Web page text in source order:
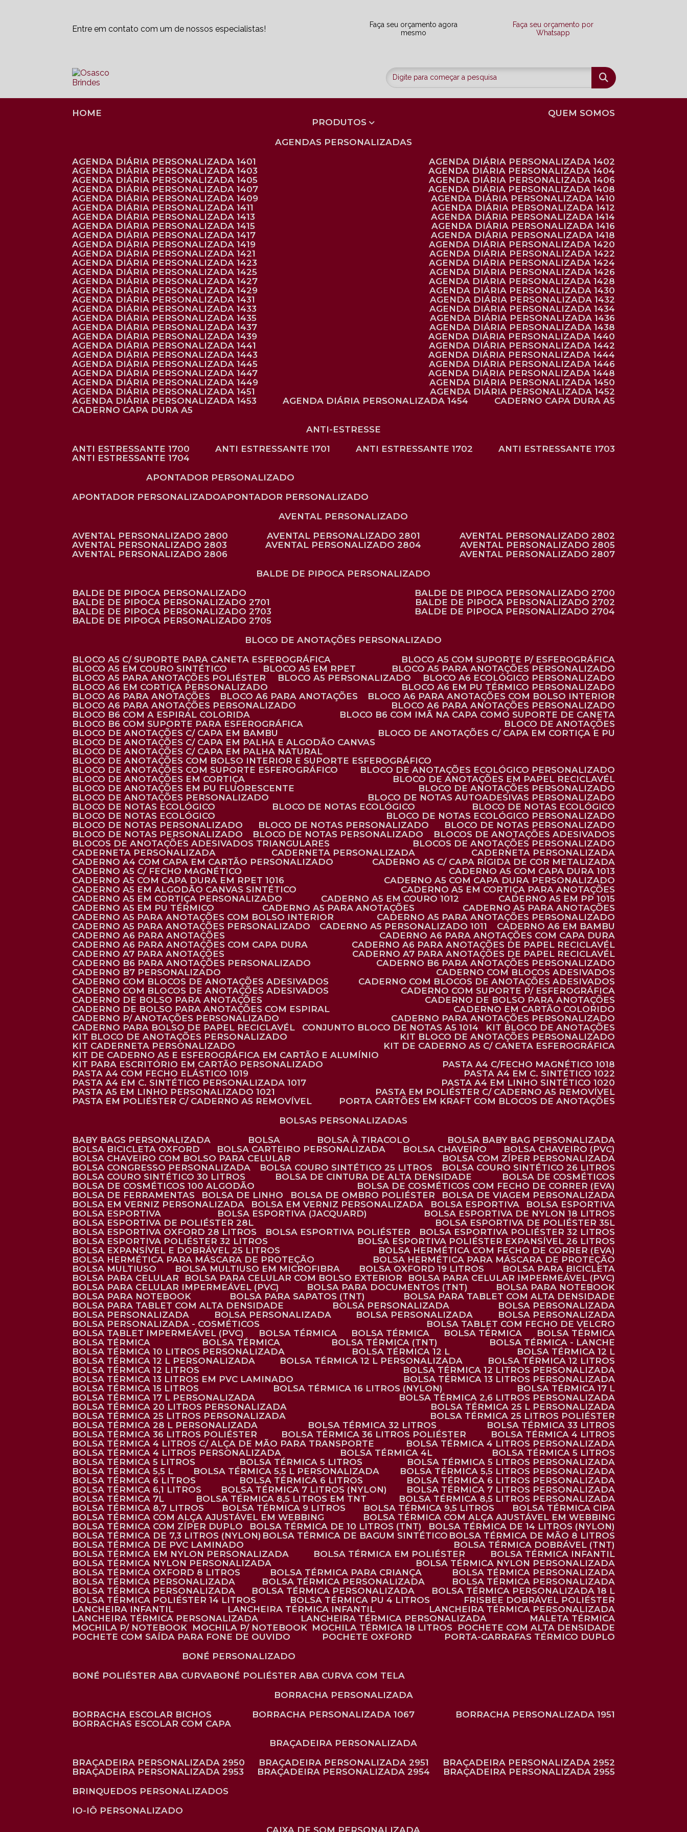
Entre em contato com um de nossos especialistas!
Faça seu orçamento agora
mesmo
Faça seu orçamento por
Whatsapp
HOME
QUEM SOMOS
PRODUTOS
AGENDAS PERSONALIZADAS
AGENDA DIÁRIA PERSONALIZADA 1401
AGENDA DIÁRIA PERSONALIZADA 1402
AGENDA DIÁRIA PERSONALIZADA 1403
AGENDA DIÁRIA PERSONALIZADA 1404
AGENDA DIÁRIA PERSONALIZADA 1405
AGENDA DIÁRIA PERSONALIZADA 1406
AGENDA DIÁRIA PERSONALIZADA 1407
AGENDA DIÁRIA PERSONALIZADA 1408
AGENDA DIÁRIA PERSONALIZADA 1409
AGENDA DIÁRIA PERSONALIZADA 1410
AGENDA DIÁRIA PERSONALIZADA 1411
AGENDA DIÁRIA PERSONALIZADA 1412
AGENDA DIÁRIA PERSONALIZADA 1413
AGENDA DIÁRIA PERSONALIZADA 1414
AGENDA DIÁRIA PERSONALIZADA 1415
AGENDA DIÁRIA PERSONALIZADA 1416
AGENDA DIÁRIA PERSONALIZADA 1417
AGENDA DIÁRIA PERSONALIZADA 1418
AGENDA DIÁRIA PERSONALIZADA 1419
AGENDA DIÁRIA PERSONALIZADA 1420
AGENDA DIÁRIA PERSONALIZADA 1421
AGENDA DIÁRIA PERSONALIZADA 1422
AGENDA DIÁRIA PERSONALIZADA 1423
AGENDA DIÁRIA PERSONALIZADA 1424
AGENDA DIÁRIA PERSONALIZADA 1425
AGENDA DIÁRIA PERSONALIZADA 1426
AGENDA DIÁRIA PERSONALIZADA 1427
AGENDA DIÁRIA PERSONALIZADA 1428
AGENDA DIÁRIA PERSONALIZADA 1429
AGENDA DIÁRIA PERSONALIZADA 1430
AGENDA DIÁRIA PERSONALIZADA 1431
AGENDA DIÁRIA PERSONALIZADA 1432
AGENDA DIÁRIA PERSONALIZADA 1433
AGENDA DIÁRIA PERSONALIZADA 1434
AGENDA DIÁRIA PERSONALIZADA 1435
AGENDA DIÁRIA PERSONALIZADA 1436
AGENDA DIÁRIA PERSONALIZADA 1437
AGENDA DIÁRIA PERSONALIZADA 1438
AGENDA DIÁRIA PERSONALIZADA 1439
AGENDA DIÁRIA PERSONALIZADA 1440
AGENDA DIÁRIA PERSONALIZADA 1441
AGENDA DIÁRIA PERSONALIZADA 1442
AGENDA DIÁRIA PERSONALIZADA 1443
AGENDA DIÁRIA PERSONALIZADA 1444
AGENDA DIÁRIA PERSONALIZADA 1445
AGENDA DIÁRIA PERSONALIZADA 1446
AGENDA DIÁRIA PERSONALIZADA 1447
AGENDA DIÁRIA PERSONALIZADA 1448
AGENDA DIÁRIA PERSONALIZADA 1449
AGENDA DIÁRIA PERSONALIZADA 1450
AGENDA DIÁRIA PERSONALIZADA 1451
AGENDA DIÁRIA PERSONALIZADA 1452
AGENDA DIÁRIA PERSONALIZADA 1453
AGENDA DIÁRIA PERSONALIZADA 1454
CADERNO CAPA DURA A5
CADERNO CAPA DURA A5
ANTI-ESTRESSE
ANTI ESTRESSANTE 1700
ANTI ESTRESSANTE 1701 ANTI ESTRESSANTE 1702
ANTI ESTRESSANTE 1703
ANTI ESTRESSANTE 1704
APONTADOR PERSONALIZADO
APONTADOR PERSONALIZADO
APONTADOR PERSONALIZADO
AVENTAL PERSONALIZADO
AVENTAL PERSONALIZADO 2800
AVENTAL PERSONALIZADO 2801
AVENTAL PERSONALIZADO 2802
AVENTAL PERSONALIZADO 2803
AVENTAL PERSONALIZADO 2804
AVENTAL PERSONALIZADO 2805
AVENTAL PERSONALIZADO 2806
AVENTAL PERSONALIZADO 2807
BALDE DE PIPOCA PERSONALIZADO
BALDE DE PIPOCA PERSONALIZADO
BALDE DE PIPOCA PERSONALIZADO 2700
BALDE DE PIPOCA PERSONALIZADO 2701
BALDE DE PIPOCA PERSONALIZADO 2702
BALDE DE PIPOCA PERSONALIZADO 2703
BALDE DE PIPOCA PERSONALIZADO 2704
BALDE DE PIPOCA PERSONALIZADO 2705
BLOCO DE ANOTAÇÕES PERSONALIZADO
BLOCO A5 C/ SUPORTE PARA CANETA ESFEROGRÁFICA
BLOCO A5 COM SUPORTE P/ ESFEROGRÁFICA
BLOCO A5 EM COURO SINTÉTICO
BLOCO A5 EM RPET
BLOCO A5 PARA ANOTAÇÕES PERSONALIZADO
BLOCO A5 PARA ANOTAÇÕES POLIÉSTER
BLOCO A5 PERSONALIZADO
BLOCO A6 ECOLÓGICO PERSONALIZADO
BLOCO A6 EM CORTIÇA PERSONALIZADO
BLOCO A6 EM PU TÉRMICO PERSONALIZADO
BLOCO A6 PARA ANOTAÇÕES
BLOCO A6 PARA ANOTAÇÕES
BLOCO A6 PARA ANOTAÇÕES COM BOLSO INTERIOR
BLOCO A6 PARA ANOTAÇÕES PERSONALIZADO
BLOCO A6 PARA ANOTAÇÕES PERSONALIZADO
BLOCO B6 COM A ESPIRAL COLORIDA
BLOCO B6 COM IMÃ NA CAPA COMO SUPORTE DE CANETA
BLOCO B6 COM SUPORTE PARA ESFEROGRÁFICA
BLOCO DE ANOTAÇÕES
BLOCO DE ANOTAÇÕES C/ CAPA EM BAMBU
BLOCO DE ANOTAÇÕES C/ CAPA EM CORTIÇA E PU
BLOCO DE ANOTAÇÕES C/ CAPA EM PALHA E ALGODÃO CANVAS
BLOCO DE ANOTAÇÕES C/ CAPA EM PALHA NATURAL
BLOCO DE ANOTAÇÕES COM BOLSO INTERIOR E SUPORTE ESFEROGRÁFICO
BLOCO DE ANOTAÇÕES COM SUPORTE ESFEROGRÁFICO
BLOCO DE ANOTAÇÕES ECOLÓGICO PERSONALIZADO
BLOCO DE ANOTAÇÕES EM CORTIÇA
BLOCO DE ANOTAÇÕES EM PAPEL RECICLAVÉL
BLOCO DE ANOTAÇÕES EM PU FLUORESCENTE
BLOCO DE ANOTAÇÕES PERSONALIZADO
BLOCO DE ANOTAÇÕES PERSONALIZADO
BLOCO DE NOTAS AUTOADESIVAS PERSONALIZADO
BLOCO DE NOTAS ECOLÓGICO
BLOCO DE NOTAS ECOLÓGICO
BLOCO DE NOTAS ECOLÓGICO
BLOCO DE NOTAS ECOLÓGICO
BLOCO DE NOTAS ECOLÓGICO PERSONALIZADO
BLOCO DE NOTAS PERSONALIZADO
BLOCO DE NOTAS PERSONALIZADO
BLOCO DE NOTAS PERSONALIZADO
BLOCO DE NOTAS PERSONALIZADO
BLOCO DE NOTAS PERSONALIZADO
BLOCOS DE ANOTAÇÕES ADESIVADOS
BLOCOS DE ANOTAÇÕES ADESIVADOS TRIANGULARES
BLOCOS DE ANOTAÇÕES PERSONALIZADO
CADERNETA PERSONALIZADA
CADERNETA PERSONALIZADA
CADERNETA PERSONALIZADA
CADERNO A4 COM CAPA EM CARTÃO PERSONALIZADO
CADERNO A5 C/ CAPA RÍGIDA DE COR METALIZADA
CADERNO A5 C/ FECHO MAGNÉTICO
CADERNO A5 COM CAPA DURA 1013
CADERNO A5 COM CAPA DURA EM RPET 1016
CADERNO A5 COM CAPA DURA PERSONALIZADO
CADERNO A5 EM ALGODÃO CANVAS SINTÉTICO
CADERNO A5 EM CORTIÇA PARA ANOTAÇÕES
CADERNO A5 EM CORTIÇA PERSONALIZADO
CADERNO A5 EM COURO 1012
CADERNO A5 EM PP 1015
CADERNO A5 EM PU TÉRMICO
CADERNO A5 PARA ANOTAÇÕES
CADERNO A5 PARA ANOTAÇÕES
CADERNO A5 PARA ANOTAÇÕES COM BOLSO INTERIOR
CADERNO A5 PARA ANOTAÇÕES PERSONALIZADO
CADERNO A5 PARA ANOTAÇÕES PERSONALIZADO
CADERNO A5 PERSONALIZADO 1011
CADERNO A6 EM BAMBU
CADERNO A6 PARA ANOTAÇÕES
CADERNO A6 PARA ANOTAÇÕES COM CAPA DURA
CADERNO A6 PARA ANOTAÇÕES COM CAPA DURA
CADERNO A6 PARA ANOTAÇÕES DE PAPEL RECICLAVÉL
CADERNO A7 PARA ANOTAÇÕES
CADERNO A7 PARA ANOTAÇÕES DE PAPEL RECICLAVÉL
CADERNO B6 PARA ANOTAÇÕES PERSONALIZADO
CADERNO B6 PARA ANOTAÇÕES PERSONALIZADO
CADERNO B7 PERSONALIZADO
CADERNO COM BLOCOS ADESIVADOS
CADERNO COM BLOCOS DE ANOTAÇÕES ADESIVADOS
CADERNO COM BLOCOS DE ANOTAÇÕES ADESIVADOS
CADERNO COM BLOCOS DE ANOTAÇÕES ADESIVADOS
CADERNO COM SUPORTE P/ ESFEROGRÁFICA
CADERNO DE BOLSO PARA ANOTAÇÕES
CADERNO DE BOLSO PARA ANOTAÇÕES
CADERNO DE BOLSO PARA ANOTAÇÕES COM ESPIRAL
CADERNO EM CARTÃO COLORIDO
CADERNO P/ ANOTAÇÕES PERSONALIZADO
CADERNO PARA ANOTAÇÕES PERSONALIZADO
CADERNO PARA BOLSO DE PAPEL RECICLAVÉL
CONJUNTO BLOCO DE NOTAS A5 1014
KIT BLOCO DE ANOTAÇÕES
KIT BLOCO DE ANOTAÇÕES PERSONALIZADO
KIT BLOCO DE ANOTAÇÕES PERSONALIZADO
KIT CADERNETA PERSONALIZADO
KIT DE CADERNO A5 C/ CANETA ESFEROGRÁFICA
KIT DE CADERNO A5 E ESFEROGRÁFICA EM CARTÃO E ALUMÍNIO
KIT PARA ESCRITÓRIO EM CARTÃO PERSONALIZADO
PASTA A4 C/FECHO MAGNÉTICO 1018
PASTA A4 COM FECHO ELÁSTICO 1019
PASTA A4 EM C. SINTÉTICO 1022
PASTA A4 EM C. SINTÉTICO PERSONALIZADA 1017
PASTA A4 EM LINHO SINTÉTICO 1020
PASTA A5 EM LINHO PERSONALIZADO 1021
PASTA EM POLIÉSTER C/ CADERNO A5 REMOVÍVEL
PASTA EM POLIÉSTER C/ CADERNO A5 REMOVÍVEL
PORTA CARTÕES EM KRAFT COM BLOCOS DE ANOTAÇÕES
BOLSAS PERSONALIZADAS
BABY BAGS PERSONALIZADA
BOLSA BOLSA À TIRACOLO
BOLSA BABY BAG PERSONALIZADA
BOLSA BICICLETA OXFORD
BOLSA CARTEIRO PERSONALIZADA BOLSA CHAVEIRO
BOLSA CHAVEIRO (PVC)
BOLSA CHAVEIRO COM BOLSO PARA CELULAR
BOLSA COM ZÍPER PERSONALIZADA
BOLSA CONGRESSO PERSONALIZADA
BOLSA COURO SINTÉTICO 25 LITROS
BOLSA COURO SINTÉTICO 26 LITROS
BOLSA COURO SINTÉTICO 30 LITROS
BOLSA DE CINTURA DE ALTA DENSIDADE
BOLSA DE COSMÉTICOS
BOLSA DE COSMÉTICOS 100 ALGODÃO
BOLSA DE COSMÉTICOS COM FECHO DE CORRER (EVA)
BOLSA DE FERRAMENTAS
BOLSA DE LINHO BOLSA DE OMBRO POLIÉSTER
BOLSA DE VIAGEM PERSONALIZADA
BOLSA EM VERNIZ PERSONALIZADA
BOLSA EM VERNIZ PERSONALIZADA BOLSA ESPORTIVA
BOLSA ESPORTIVA
BOLSA ESPORTIVA
BOLSA ESPORTIVA (JACQUARD)
BOLSA ESPORTIVA DE NYLON 18 LITROS
BOLSA ESPORTIVA DE POLIÉSTER 28L
BOLSA ESPORTIVA DE POLIÉSTER 35L
BOLSA ESPORTIVA OXFORD 28 LITROS
BOLSA ESPORTIVA POLIÉSTER
BOLSA ESPORTIVA POLIÉSTER 32 LITROS
BOLSA ESPORTIVA POLIÉSTER 32 LITROS
BOLSA ESPORTIVA POLIÉSTER EXPANSÍVEL 26 LITROS
BOLSA EXPANSÍVEL E DOBRÁVEL 25 LITROS
BOLSA HERMÉTICA COM FECHO DE CORRER (EVA)
BOLSA HERMÉTICA PARA MÁSCARA DE PROTEÇÃO
BOLSA HERMÉTICA PARA MÁSCARA DE PROTEÇÃO
BOLSA MULTIUSO
BOLSA MULTIUSO EM MICROFIBRA BOLSA OXFORD 19 LITROS
BOLSA PARA BICICLETA
BOLSA PARA CELULAR
BOLSA PARA CELULAR COM BOLSO EXTERIOR
BOLSA PARA CELULAR IMPERMEÁVEL (PVC)
BOLSA PARA CELULAR IMPERMEÁVEL (PVC)
BOLSA PARA DOCUMENTOS (TNT)
BOLSA PARA NOTEBOOK
BOLSA PARA NOTEBOOK
BOLSA PARA SAPATOS (TNT)
BOLSA PARA TABLET COM ALTA DENSIDADE
BOLSA PARA TABLET COM ALTA DENSIDADE
BOLSA PERSONALIZADA
BOLSA PERSONALIZADA
BOLSA PERSONALIZADA
BOLSA PERSONALIZADA BOLSA PERSONALIZADA
BOLSA PERSONALIZADA
BOLSA PERSONALIZADA - COSMÉTICOS
BOLSA TABLET COM FECHO DE VELCRO
BOLSA TABLET IMPERMEÁVEL (PVC)
BOLSA TÉRMICA BOLSA TÉRMICA BOLSA TÉRMICA
BOLSA TÉRMICA
BOLSA TÉRMICA
BOLSA TÉRMICA BOLSA TÉRMICA (TNT)
BOLSA TÉRMICA - LANCHE
BOLSA TÉRMICA 10 LITROS PERSONALIZADA
BOLSA TÉRMICA 12 L
BOLSA TÉRMICA 12 L
BOLSA TÉRMICA 12 L PERSONALIZADA
BOLSA TÉRMICA 12 L PERSONALIZADA
BOLSA TÉRMICA 12 LITROS
BOLSA TÉRMICA 12 LITROS
BOLSA TÉRMICA 12 LITROS PERSONALIZADA
BOLSA TÉRMICA 13 LITROS EM PVC LAMINADO
BOLSA TÉRMICA 13 LITROS PERSONALIZADA
BOLSA TÉRMICA 15 LITROS
BOLSA TÉRMICA 16 LITROS (NYLON)
BOLSA TÉRMICA 17 L
BOLSA TÉRMICA 17 L PERSONALIZADA
BOLSA TÉRMICA 2,6 LITROS PERSONALIZADA
BOLSA TÉRMICA 20 LITROS PERSONALIZADA
BOLSA TÉRMICA 25 L PERSONALIZADA
BOLSA TÉRMICA 25 LITROS PERSONALIZADA
BOLSA TÉRMICA 25 LITROS POLIÉSTER
BOLSA TÉRMICA 28 L PERSONALIZADA
BOLSA TÉRMICA 32 LITROS
BOLSA TÉRMICA 33 LITROS
BOLSA TÉRMICA 36 LITROS POLIÉSTER
BOLSA TÉRMICA 36 LITROS POLIÉSTER
BOLSA TÉRMICA 4 LITROS
BOLSA TÉRMICA 4 LITROS C/ ALÇA DE MÃO PARA TRANSPORTE
BOLSA TÉRMICA 4 LITROS PERSONALIZADA
BOLSA TÉRMICA 4 LITROS PERSONALIZADA
BOLSA TÉRMICA 4L
BOLSA TÉRMICA 5 LITROS
BOLSA TÉRMICA 5 LITROS
BOLSA TÉRMICA 5 LITROS
BOLSA TÉRMICA 5 LITROS PERSONALIZADA
BOLSA TÉRMICA 5,5 L
BOLSA TÉRMICA 5,5 L PERSONALIZADA
BOLSA TÉRMICA 5,5 LITROS PERSONALIZADA
BOLSA TÉRMICA 6 LITROS
BOLSA TÉRMICA 6 LITROS
BOLSA TÉRMICA 6 LITROS PERSONALIZADA
BOLSA TÉRMICA 6,1 LITROS
BOLSA TÉRMICA 7 LITROS (NYLON)
BOLSA TÉRMICA 7 LITROS PERSONALIZADA
BOLSA TÉRMICA 7L
BOLSA TÉRMICA 8,5 LITROS EM TNT
BOLSA TÉRMICA 8,5 LITROS PERSONALIZADA
BOLSA TÉRMICA 8,7 LITROS
BOLSA TÉRMICA 9 LITROS BOLSA TÉRMICA 9,5 LITROS
BOLSA TÉRMICA CIPA
BOLSA TÉRMICA COM ALÇA AJUSTÁVEL EM WEBBING
BOLSA TÉRMICA COM ALÇA AJUSTÁVEL EM WEBBING
BOLSA TÉRMICA COM ZÍPER DUPLO
BOLSA TÉRMICA DE 10 LITROS (TNT)
BOLSA TÉRMICA DE 14 LITROS (NYLON)
BOLSA TÉRMICA DE 7,3 LITROS (NYLON)
BOLSA TÉRMICA DE BAGUM SINTÉTICO
BOLSA TÉRMICA DE MÃO 8 LITROS
BOLSA TÉRMICA DE PVC LAMINADO
BOLSA TÉRMICA DOBRÁVEL (TNT)
BOLSA TÉRMICA EM NYLON PERSONALIZADA
BOLSA TÉRMICA EM POLIÉSTER
BOLSA TÉRMICA INFANTIL
BOLSA TÉRMICA NYLON PERSONALIZADA
BOLSA TÉRMICA NYLON PERSONALIZADA
BOLSA TÉRMICA OXFORD 8 LITROS
BOLSA TÉRMICA PARA CRIANÇA
BOLSA TÉRMICA PERSONALIZADA
BOLSA TÉRMICA PERSONALIZADA
BOLSA TÉRMICA PERSONALIZADA
BOLSA TÉRMICA PERSONALIZADA
BOLSA TÉRMICA PERSONALIZADA
BOLSA TÉRMICA PERSONALIZADA
BOLSA TÉRMICA PERSONALIZADA 18 L
BOLSA TÉRMICA POLIÉSTER 14 LITROS
BOLSA TÉRMICA PU 4 LITROS
FRISBEE DOBRÁVEL POLIÉSTER
LANCHEIRA INFANTIL
LANCHEIRA TÉRMICA INFANTIL
LANCHEIRA TÉRMICA PERSONALIZADA
LANCHEIRA TÉRMICA PERSONALIZADA
LANCHEIRA TÉRMICA PERSONALIZADA
MALETA TÉRMICA
MOCHILA P/ NOTEBOOK
MOCHILA P/ NOTEBOOK MOCHILA TÉRMICA 18 LITROS
POCHETE COM ALTA DENSIDADE
POCHETE COM SAÍDA PARA FONE DE OUVIDO
POCHETE OXFORD
PORTA-GARRAFAS TÉRMICO DUPLO
BONÉ PERSONALIZADO
BONÉ POLIÉSTER ABA CURVA
BONÉ POLIÉSTER ABA CURVA COM TELA
BORRACHA PERSONALIZADA
BORRACHA ESCOLAR BICHOS
BORRACHA PERSONALIZADA 1067
BORRACHA PERSONALIZADA 1951
BORRACHAS ESCOLAR COM CAPA
BRAÇADEIRA PERSONALIZADA
BRAÇADEIRA PERSONALIZADA 2950
BRAÇADEIRA PERSONALIZADA 2951
BRAÇADEIRA PERSONALIZADA 2952
BRAÇADEIRA PERSONALIZADA 2953
BRAÇADEIRA PERSONALIZADA 2954
BRAÇADEIRA PERSONALIZADA 2955
BRINQUEDOS PERSONALIZADOS
IO-IÔ PERSONALIZADO
CAIXA DE SOM PERSONALIZADA